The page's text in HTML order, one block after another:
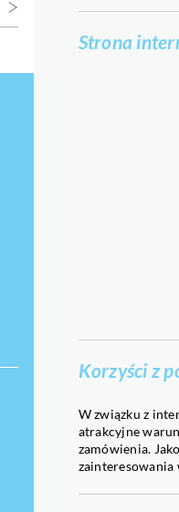
Strona
Korzyści z
W związku z
atrakcyjne
zamówienia.
zainteresowania